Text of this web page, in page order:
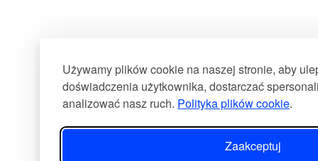
Używamy plików cookie na naszej stronie, aby
doświadczenia użytkownika, dostarczać
analizować nasz ruch. Polityka plików cookie.
Zaakceptuj